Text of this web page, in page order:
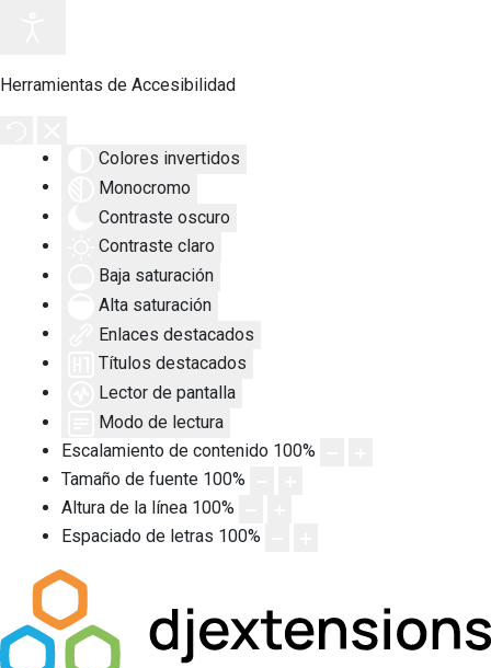
Herramientas de Accesibilidad
Colores invertidos
Monocromo
Contraste oscuro
Contraste claro
Baja saturación
Alta saturación
Enlaces destacados
Títulos destacados
Lector de pantalla
Modo de lectura
Escalamiento de contenido 100%
Tamaño de fuente 100%
Altura de la línea 100%
Espaciado de letras 100%